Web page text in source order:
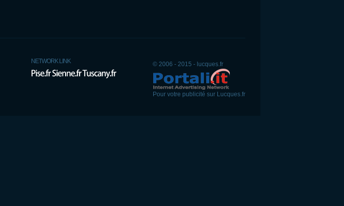
NETWORK LINK © 2006 - 2015 - lucques.fr
Pour votre publicité sur Lucques.fr